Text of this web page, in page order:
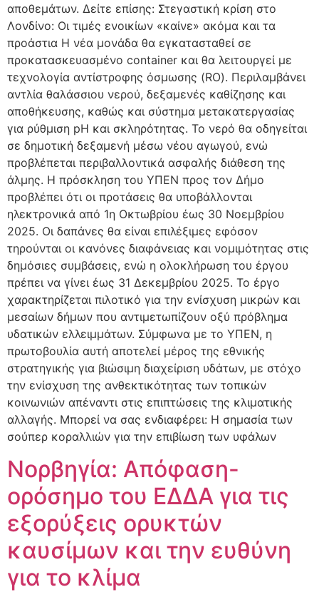
αποθεμάτων. Δείτε επίσης: Στεγαστική κρίση στο
Λονδίνο: Οι τιμές ενοικίων «καίνε» ακόμα και τα
προάστια Η νέα μονάδα θα εγκατασταθεί σε
προκατασκευασμένο container και θα λειτουργεί με
τεχνολογία αντίστροφης όσμωσης (RO). Περιλαμβάνει
αντλία θαλάσσιου νερού, δεξαμενές καθίζησης και
αποθήκευσης, καθώς και σύστημα μετακατεργασίας
για ρύθμιση pH και σκληρότητας. Το νερό θα οδηγείται
σε δημοτική δεξαμενή μέσω νέου αγωγού, ενώ
προβλέπεται περιβαλλοντικά ασφαλής διάθεση της
άλμης. Η πρόσκληση του ΥΠΕΝ προς τον Δήμο
προβλέπει ότι οι προτάσεις θα υποβάλλονται
ηλεκτρονικά από 1η Οκτωβρίου έως 30 Νοεμβρίου
2025. Οι δαπάνες θα είναι επιλέξιμες εφόσον
τηρούνται οι κανόνες διαφάνειας και νομιμότητας στις
δημόσιες συμβάσεις, ενώ η ολοκλήρωση του έργου
πρέπει να γίνει έως 31 Δεκεμβρίου 2025. Το έργο
χαρακτηρίζεται πιλοτικό για την ενίσχυση μικρών και
μεσαίων δήμων που αντιμετωπίζουν οξύ πρόβλημα
υδατικών ελλειμμάτων. Σύμφωνα με το ΥΠΕΝ, η
πρωτοβουλία αυτή αποτελεί μέρος της εθνικής
στρατηγικής για βιώσιμη διαχείριση υδάτων, με στόχο
την ενίσχυση της ανθεκτικότητας των τοπικών
κοινωνιών απέναντι στις επιπτώσεις της κλιματικής
αλλαγής. Μπορεί να σας ενδιαφέρει: Η σημασία των
σούπερ κοραλλιών για την επιβίωση των υφάλων
Νορβηγία: Απόφαση-
ορόσημο του ΕΔΔΑ για τις
εξορύξεις ορυκτών
καυσίμων και την ευθύνη
για το κλίμα